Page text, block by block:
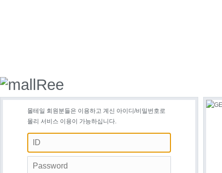
몰테일 회원분들은 이용하고 계신 아이디/비밀번호로
몰리 서비스 이용이 가능하십니다.